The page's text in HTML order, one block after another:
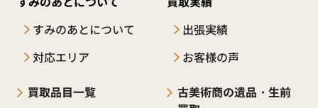
すみのあとについて
対応エリア
買取品目一覧
古美術商の遺品・生前
出張実績
お客様の声